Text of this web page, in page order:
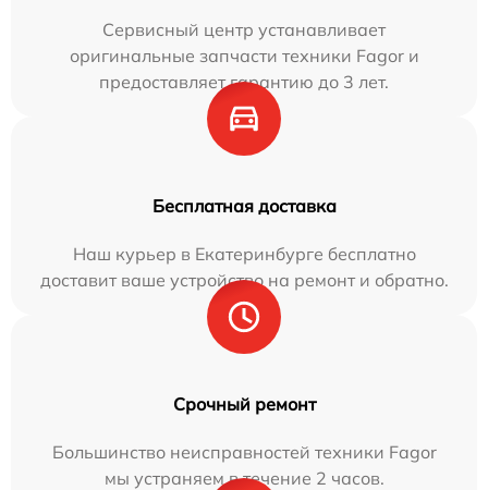
Сервисный центр устанавливает
оригинальные запчасти техники Fagor и
предоставляет гарантию до 3 лет.
Бесплатная доставка
Наш курьер в Екатеринбурге бесплатно
доставит ваше устройство на ремонт и обратно.
Срочный ремонт
Большинство неисправностей техники Fagor
мы устраняем в течение 2 часов.